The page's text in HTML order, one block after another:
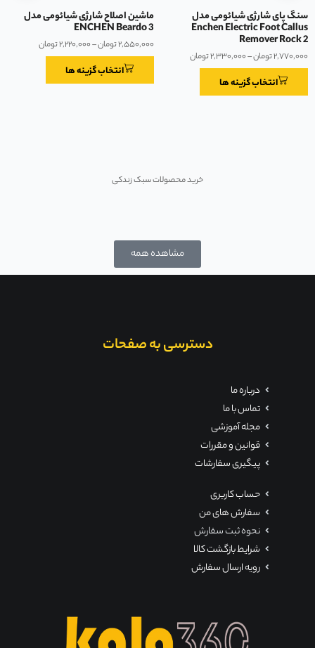
سنگ پای شارژی شیائومی مدل
Enchen Electric Foot Callus
Remover Rock 2
۲,۷۷۰,۰۰۰تومان–۲,۳۳۰,۰۰۰تومان
انتخاب گزینه ها
ماشین اصلاح شارژی شیائومی مدل
ENCHEN Beardo 3
۲,۵۵۰,۰۰۰تومان–۲,۲۲۰,۰۰۰تومان
انتخاب گزینه ها
خرید محصولات سبک زندکی
مشاهده همه
دسترسی به صفحات
درباره ما
تماس با ما
مجله آموزشی
قوانین و مقررات
پیگیری سفارشات
حساب کاربری
سفارش های من
نحوه ثبت سفارش
شرایط بازگشت کالا
رویه ارسال سفارش